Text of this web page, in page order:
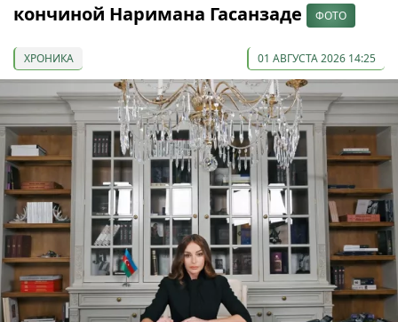
кончиной Наримана Гасанзаде
ФОТО
ХРОНИКА 01 АВГУСТА 2026 14:25